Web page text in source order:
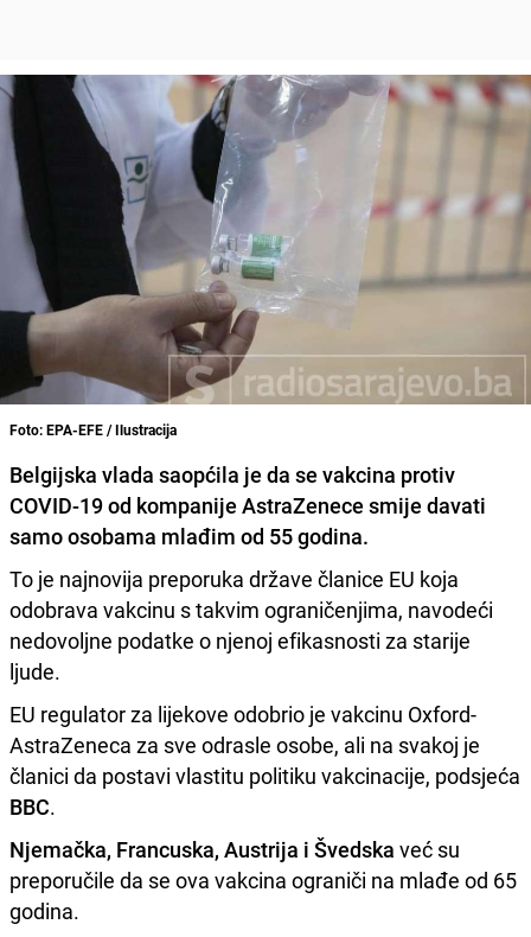
Foto: EPA-EFE / Ilustracija
Belgijska vlada saopćila je da se vakcina protiv
COVID-19 od kompanije AstraZenece smije davati
samo osobama mlađim od 55 godina.
To je najnovija preporuka države članice EU koja
odobrava vakcinu s takvim ograničenjima, navodeći
nedovoljne podatke o njenoj efikasnosti za starije
ljude.
EU regulator za lijekove odobrio je vakcinu Oxford-
AstraZeneca za sve odrasle osobe, ali na svakoj je
članici da postavi vlastitu politiku vakcinacije, podsjeća
BBC.
Njemačka, Francuska, Austrija i Švedska već su
preporučile da se ova vakcina ograniči na mlađe od 65
godina.